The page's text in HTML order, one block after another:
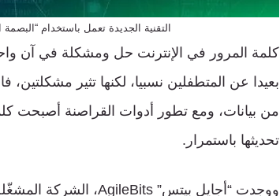
التقنية الجديدة تعمل باستخدام
كلمة المرور في الإنترنت حل ومشكلة في آن
بعيدا عن المتطفلين نسبيا، لكنها تثير
من بيانات، ومع تطور أدوات القراصنة أصبحت
تحديثها باستمرار.